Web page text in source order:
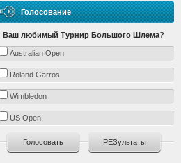
Голосование
Ваш любимый Турнир Большого Шлема?
Australian Open
Roland Garros
Wimbledon
US Open
Голосовать РЕЗультаты